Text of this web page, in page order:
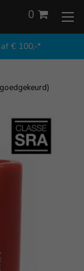
€ 100,-*
0